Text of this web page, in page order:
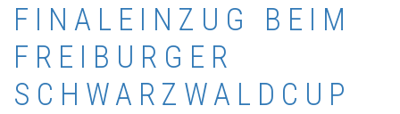
FINALEINZUG BEIM
FREIBURGER
SCHWARZWALDCUP